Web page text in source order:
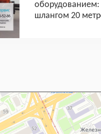
оборудованием:
шлангом 20